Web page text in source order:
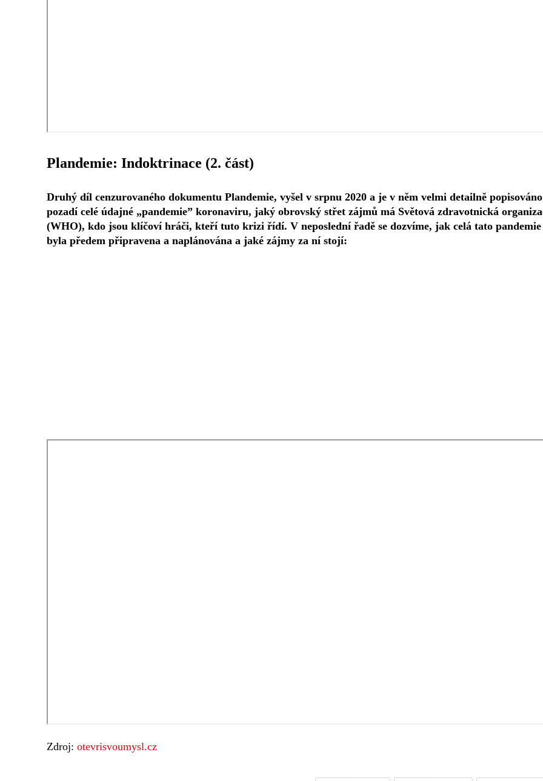
Plandemie: Indoktrinace (2. část)
Druhý díl cenzurovaného dokumentu Plandemie, vyšel v srpnu 2020 a je v něm velmi detailně popisováno
pozadí celé údajné „pandemie” koronaviru, jaký obrovský střet zájmů má Světová zdravotnická
(WHO), kdo jsou klíčoví hráči, kteří tuto krizi řídí. V neposlední řadě se dozvíme, jak celá tato pandemie
byla předem připravena a naplánována a jaké zájmy za ní stojí:
Zdroj: otevrisvoumysl.cz